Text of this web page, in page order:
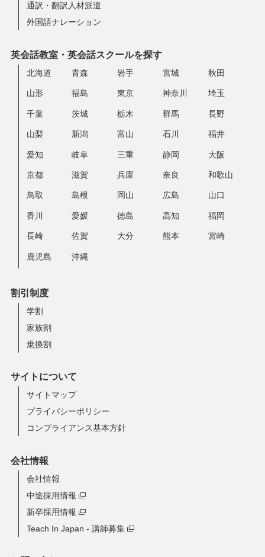
通訳・翻訳人材派遣
外国語ナレーション
英会話教室・英会話スクールを探す
北海道 青森 岩手 宮城 秋田
山形 福島 東京 神奈川 埼玉
千葉 茨城 栃木 群馬 長野
山梨 新潟 富山 石川 福井
愛知 岐阜 三重 静岡 大阪
京都 滋賀 兵庫 奈良 和歌山
鳥取 島根 岡山 広島 山口
香川 愛媛 徳島 高知 福岡
長崎 佐賀 大分 熊本 宮崎
鹿児島 沖縄
割引制度
学割
家族割
乗換割
サイトについて
サイトマップ
プライバシーポリシー
コンプライアンス基本方針
会社情報
会社情報
中途採用情報
新卒採用情報
Teach In Japan - 講師募集